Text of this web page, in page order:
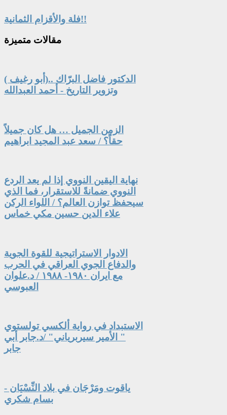
فلة والأقزام الثمانية!!
مقالات متميزة
الدكتور فاضل البرّاك ..(أبو رغيف )
وتزوير التاريخ - أحمد العبدالله
الزمن الجميل … هل كان جميلاً
حقاً؟ / سعد عبد المجيد ابراهيم
نهاية اليقين النووي إذا لم يعد الردع
النووي ضمانةً للاستقرار، فما الذي
سيحفظ توازن العالم؟ / اللواء الركن
علاء الدين حسين مكي خماس
الادوار الاستراتيجية للقوة الجوية
والدفاع الجوي العراقي في الحرب
مع ايران ١٩٨٠- ١٩٨٨ / د.علوان
العبوسي
الاستبداد في رواية ألكسي تولستوي
" الأمير سيربرياني" /د.جابر أبي
جابر
ياقوت ومَرْجَان في بلاد النِّسْيَان -
بسام شكري